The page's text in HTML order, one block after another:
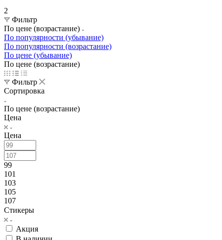
2
Фильтр
По цене (возрастание)
По популярности (убывание)
По популярности (возрастание)
По цене (убывание)
По цене (возрастание)
Фильтр
Сортировка
По цене (возрастание)
Цена
Цена
99
101
103
105
107
Стикеры
Акция